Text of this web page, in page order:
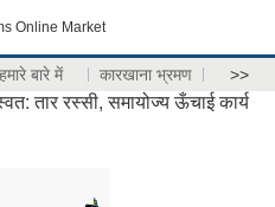
Online Market
हमारे बारे में कारखाना भ्रमण >>
तार रस्सी, समायोज्य ऊँचाई कार्य